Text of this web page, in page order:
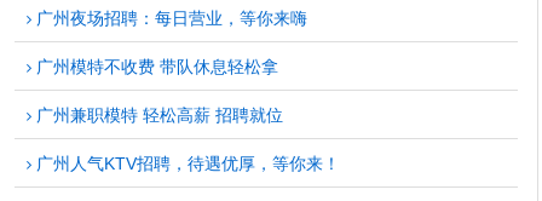
广州夜场招聘：每日营业，等你来嗨
广州模特不收费 带队休息轻松拿
广州兼职模特 轻松高薪 招聘就位
广州人气KTV招聘，待遇优厚，等你来！